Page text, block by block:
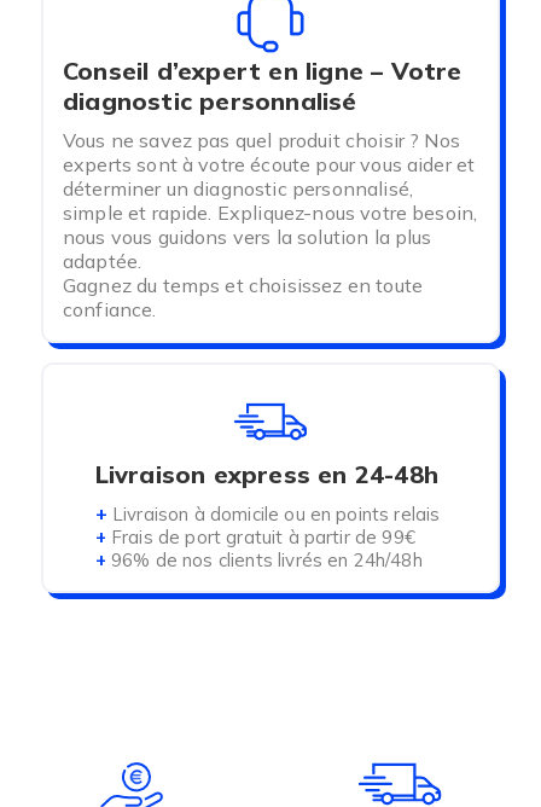
Conseil d’expert en ligne – Votre
diagnostic personnalisé
Vous ne savez pas quel produit choisir ? Nos
experts sont à votre écoute pour vous aider et
déterminer un diagnostic personnalisé,
simple et rapide. Expliquez-nous votre besoin,
nous vous guidons vers la solution la plus
adaptée.
Gagnez du temps et choisissez en toute
confiance.
Livraison express en 24-48h
+ Livraison à domicile ou en points relais
+ Frais de port gratuit à partir de 99€
+ 96% de nos clients livrés en 24h/48h